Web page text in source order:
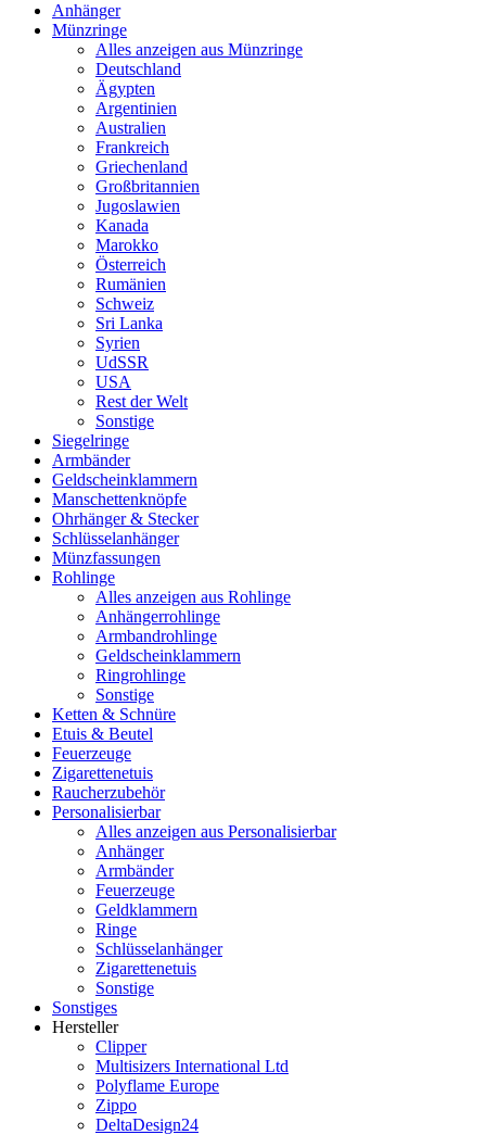
Anhänger
Münzringe
Alles anzeigen aus Münzringe
Deutschland
Ägypten
Argentinien
Australien
Frankreich
Griechenland
Großbritannien
Jugoslawien
Kanada
Marokko
Österreich
Rumänien
Schweiz
Sri Lanka
Syrien
UdSSR
USA
Rest der Welt
Sonstige
Siegelringe
Armbänder
Geldscheinklammern
Manschettenknöpfe
Ohrhänger & Stecker
Schlüsselanhänger
Münzfassungen
Rohlinge
Alles anzeigen aus Rohlinge
Anhängerrohlinge
Armbandrohlinge
Geldscheinklammern
Ringrohlinge
Sonstige
Ketten & Schnüre
Etuis & Beutel
Feuerzeuge
Zigarettenetuis
Raucherzubehör
Personalisierbar
Alles anzeigen aus Personalisierbar
Anhänger
Armbänder
Feuerzeuge
Geldklammern
Ringe
Schlüsselanhänger
Zigarettenetuis
Sonstige
Sonstiges
Hersteller
Clipper
Multisizers International Ltd
Polyflame Europe
Zippo
DeltaDesign24